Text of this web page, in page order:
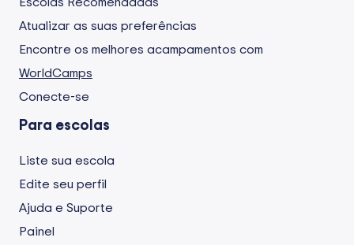
Atualizar as suas preferências
Encontre os melhores acampamentos com
WorldCamps
Conecte-se
Para escolas
Liste sua escola
Edite seu perfil
Ajuda e Suporte
Painel